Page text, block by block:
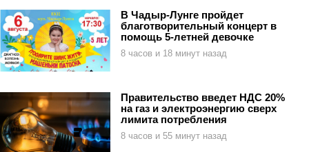
В Чадыр-Лунге пройдет
благотворительный концерт в
помощь 5-летней девочке
8 часов и 18 минут назад
Правительство введет НДС 20%
на газ и электроэнергию сверх
лимита потребления
8 часов и 55 минут назад